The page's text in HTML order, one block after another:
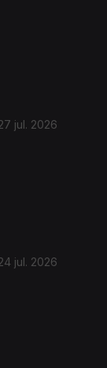
jul. 2026
jul. 2026